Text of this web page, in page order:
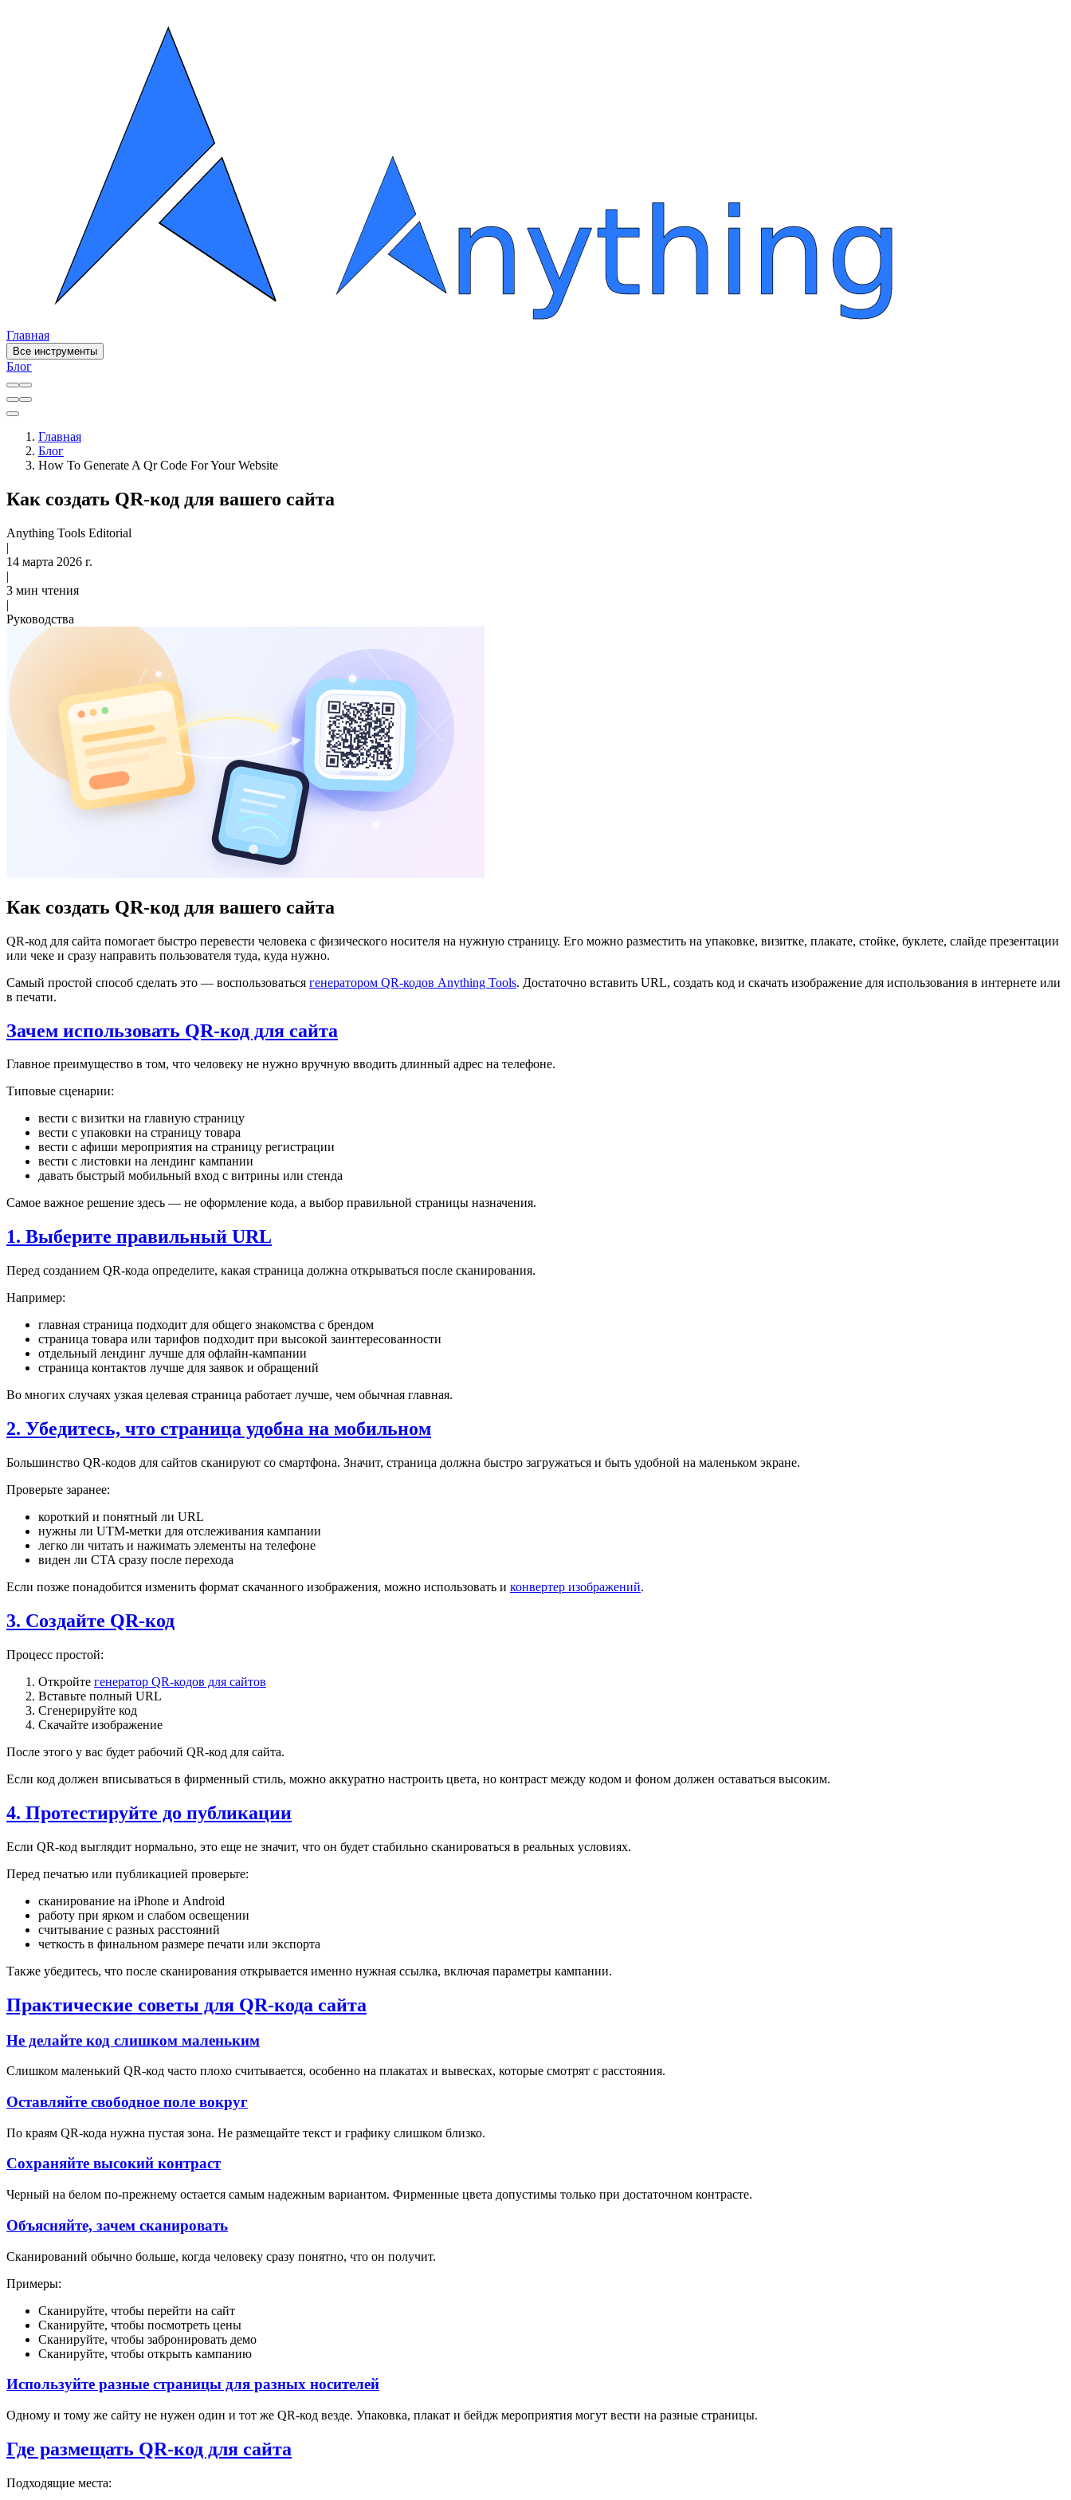
Главная
Все инструменты
Блог
Главная
Блог
How To Generate A Qr Code For Your Website
Как создать QR-код для вашего сайта
Anything Tools Editorial
|
14 марта 2026 г.
|
3 мин чтения
|
Руководства
Как создать QR-код для вашего сайта
QR-код для сайта помогает быстро перевести человека с физического носителя на нужную страницу. Его можно разместить на упаковке, визитке, плакате, стойке, буклете, слайде презентации
или чеке и сразу направить пользователя туда, куда нужно.
Самый простой способ сделать это — воспользоваться генератором QR-кодов Anything Tools. Достаточно вставить URL, создать код и скачать изображение для использования в интернете или
в печати.
Зачем использовать QR-код для сайта
Главное преимущество в том, что человеку не нужно вручную вводить длинный адрес на телефоне.
Типовые сценарии:
вести с визитки на главную страницу
вести с упаковки на страницу товара
вести с афиши мероприятия на страницу регистрации
вести с листовки на лендинг кампании
давать быстрый мобильный вход с витрины или стенда
Самое важное решение здесь — не оформление кода, а выбор правильной страницы назначения.
1. Выберите правильный URL
Перед созданием QR-кода определите, какая страница должна открываться после сканирования.
Например:
главная страница подходит для общего знакомства с брендом
страница товара или тарифов подходит при высокой заинтересованности
отдельный лендинг лучше для офлайн-кампании
страница контактов лучше для заявок и обращений
Во многих случаях узкая целевая страница работает лучше, чем обычная главная.
2. Убедитесь, что страница удобна на мобильном
Большинство QR-кодов для сайтов сканируют со смартфона. Значит, страница должна быстро загружаться и быть удобной на маленьком экране.
Проверьте заранее:
короткий и понятный ли URL
нужны ли UTM-метки для отслеживания кампании
легко ли читать и нажимать элементы на телефоне
виден ли CTA сразу после перехода
Если позже понадобится изменить формат скачанного изображения, можно использовать и конвертер изображений.
3. Создайте QR-код
Процесс простой:
Откройте генератор QR-кодов для сайтов
Вставьте полный URL
Сгенерируйте код
Скачайте изображение
После этого у вас будет рабочий QR-код для сайта.
Если код должен вписываться в фирменный стиль, можно аккуратно настроить цвета, но контраст между кодом и фоном должен оставаться высоким.
4. Протестируйте до публикации
Если QR-код выглядит нормально, это еще не значит, что он будет стабильно сканироваться в реальных условиях.
Перед печатью или публикацией проверьте:
сканирование на iPhone и Android
работу при ярком и слабом освещении
считывание с разных расстояний
четкость в финальном размере печати или экспорта
Также убедитесь, что после сканирования открывается именно нужная ссылка, включая параметры кампании.
Практические советы для QR-кода сайта
Не делайте код слишком маленьким
Слишком маленький QR-код часто плохо считывается, особенно на плакатах и вывесках, которые смотрят с расстояния.
Оставляйте свободное поле вокруг
По краям QR-кода нужна пустая зона. Не размещайте текст и графику слишком близко.
Сохраняйте высокий контраст
Черный на белом по-прежнему остается самым надежным вариантом. Фирменные цвета допустимы только при достаточном контрасте.
Объясняйте, зачем сканировать
Сканирований обычно больше, когда человеку сразу понятно, что он получит.
Примеры:
Сканируйте, чтобы перейти на сайт
Сканируйте, чтобы посмотреть цены
Сканируйте, чтобы забронировать демо
Сканируйте, чтобы открыть кампанию
Используйте разные страницы для разных носителей
Одному и тому же сайту не нужен один и тот же QR-код везде. Упаковка, плакат и бейдж мероприятия могут вести на разные страницы.
Где размещать QR-код для сайта
Подходящие места: